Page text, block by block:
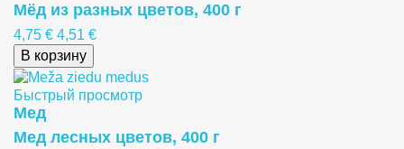
Мёд из разных цветов, 400 г
4,75 € 4,51 €
В корзину
Быстрый просмотр
Meд
Mед лесных цветов, 400 г